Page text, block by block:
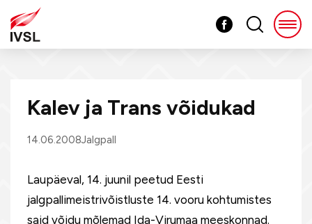
Kalev ja Trans võidukad
14.06.2008Jalgpall
Laupäeval, 14. juunil peetud Eesti
jalgpallimeistrivõistluste 14. vooru kohtumistes
said võidu mõlemad Ida-Virumaa meeskonnad.